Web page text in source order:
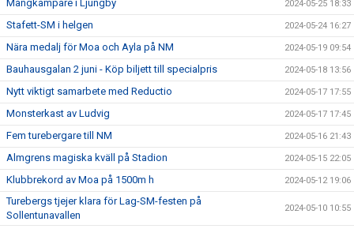
Mångkampare i Ljungby 2024-05-25 18:33
Stafett-SM i helgen 2024-05-24 16:27
Nära medalj för Moa och Ayla på NM 2024-05-19 09:54
Bauhausgalan 2 juni - Köp biljett till specialpris 2024-05-18 13:56
Nytt viktigt samarbete med Reductio 2024-05-17 17:55
Monsterkast av Ludvig 2024-05-17 17:45
Fem turebergare till NM 2024-05-16 21:43
Almgrens magiska kväll på Stadion 2024-05-15 22:05
Klubbrekord av Moa på 1500m h 2024-05-12 19:06
Turebergs tjejer klara för Lag-SM-festen på
Sollentunavallen
2024-05-10 10:55